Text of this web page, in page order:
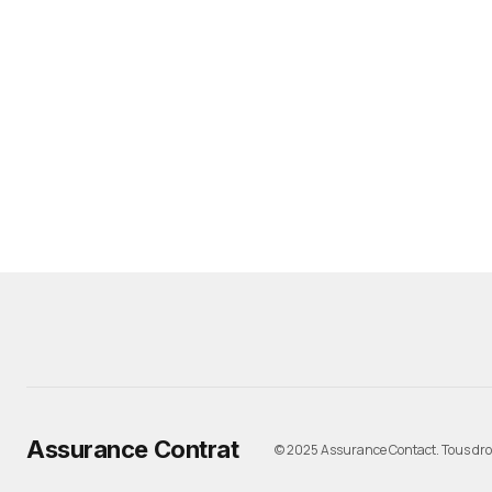
Assurance Contrat © 2025 Assurance Contact. Tous